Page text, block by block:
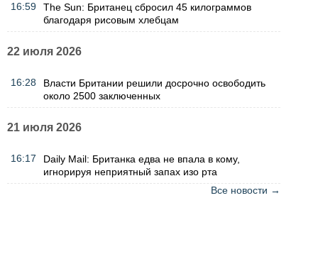
16:59
The Sun: Британец сбросил 45 килограммов
благодаря рисовым хлебцам
22 июля 2026
16:28
Власти Британии решили досрочно освободить
около 2500 заключенных
21 июля 2026
16:17
Daily Mail: Британка едва не впала в кому,
игнорируя неприятный запах изо рта
Все новости →